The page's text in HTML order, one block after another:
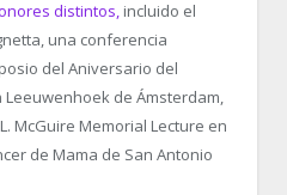
distintos, incluido el
una conferencia
del Aniversario del
de Ámsterdam,
McGuire Memorial Lecture en
de Mama de San Antonio